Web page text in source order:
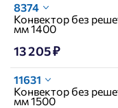
8374
Конвектор без
мм 1400
13 205 ₽
11631
Конвектор без
мм 1500